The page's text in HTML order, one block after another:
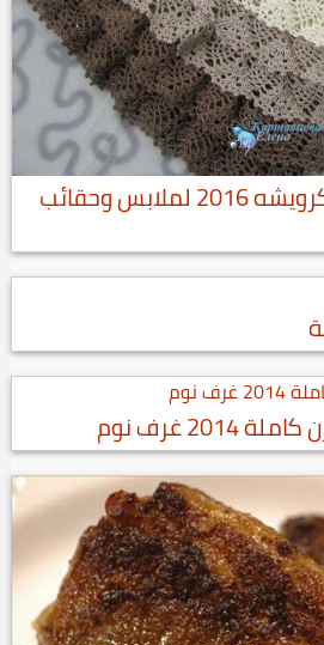
اشغال يدوية من الكرويشه 2016 لملابس وحقائب
غرف نوم